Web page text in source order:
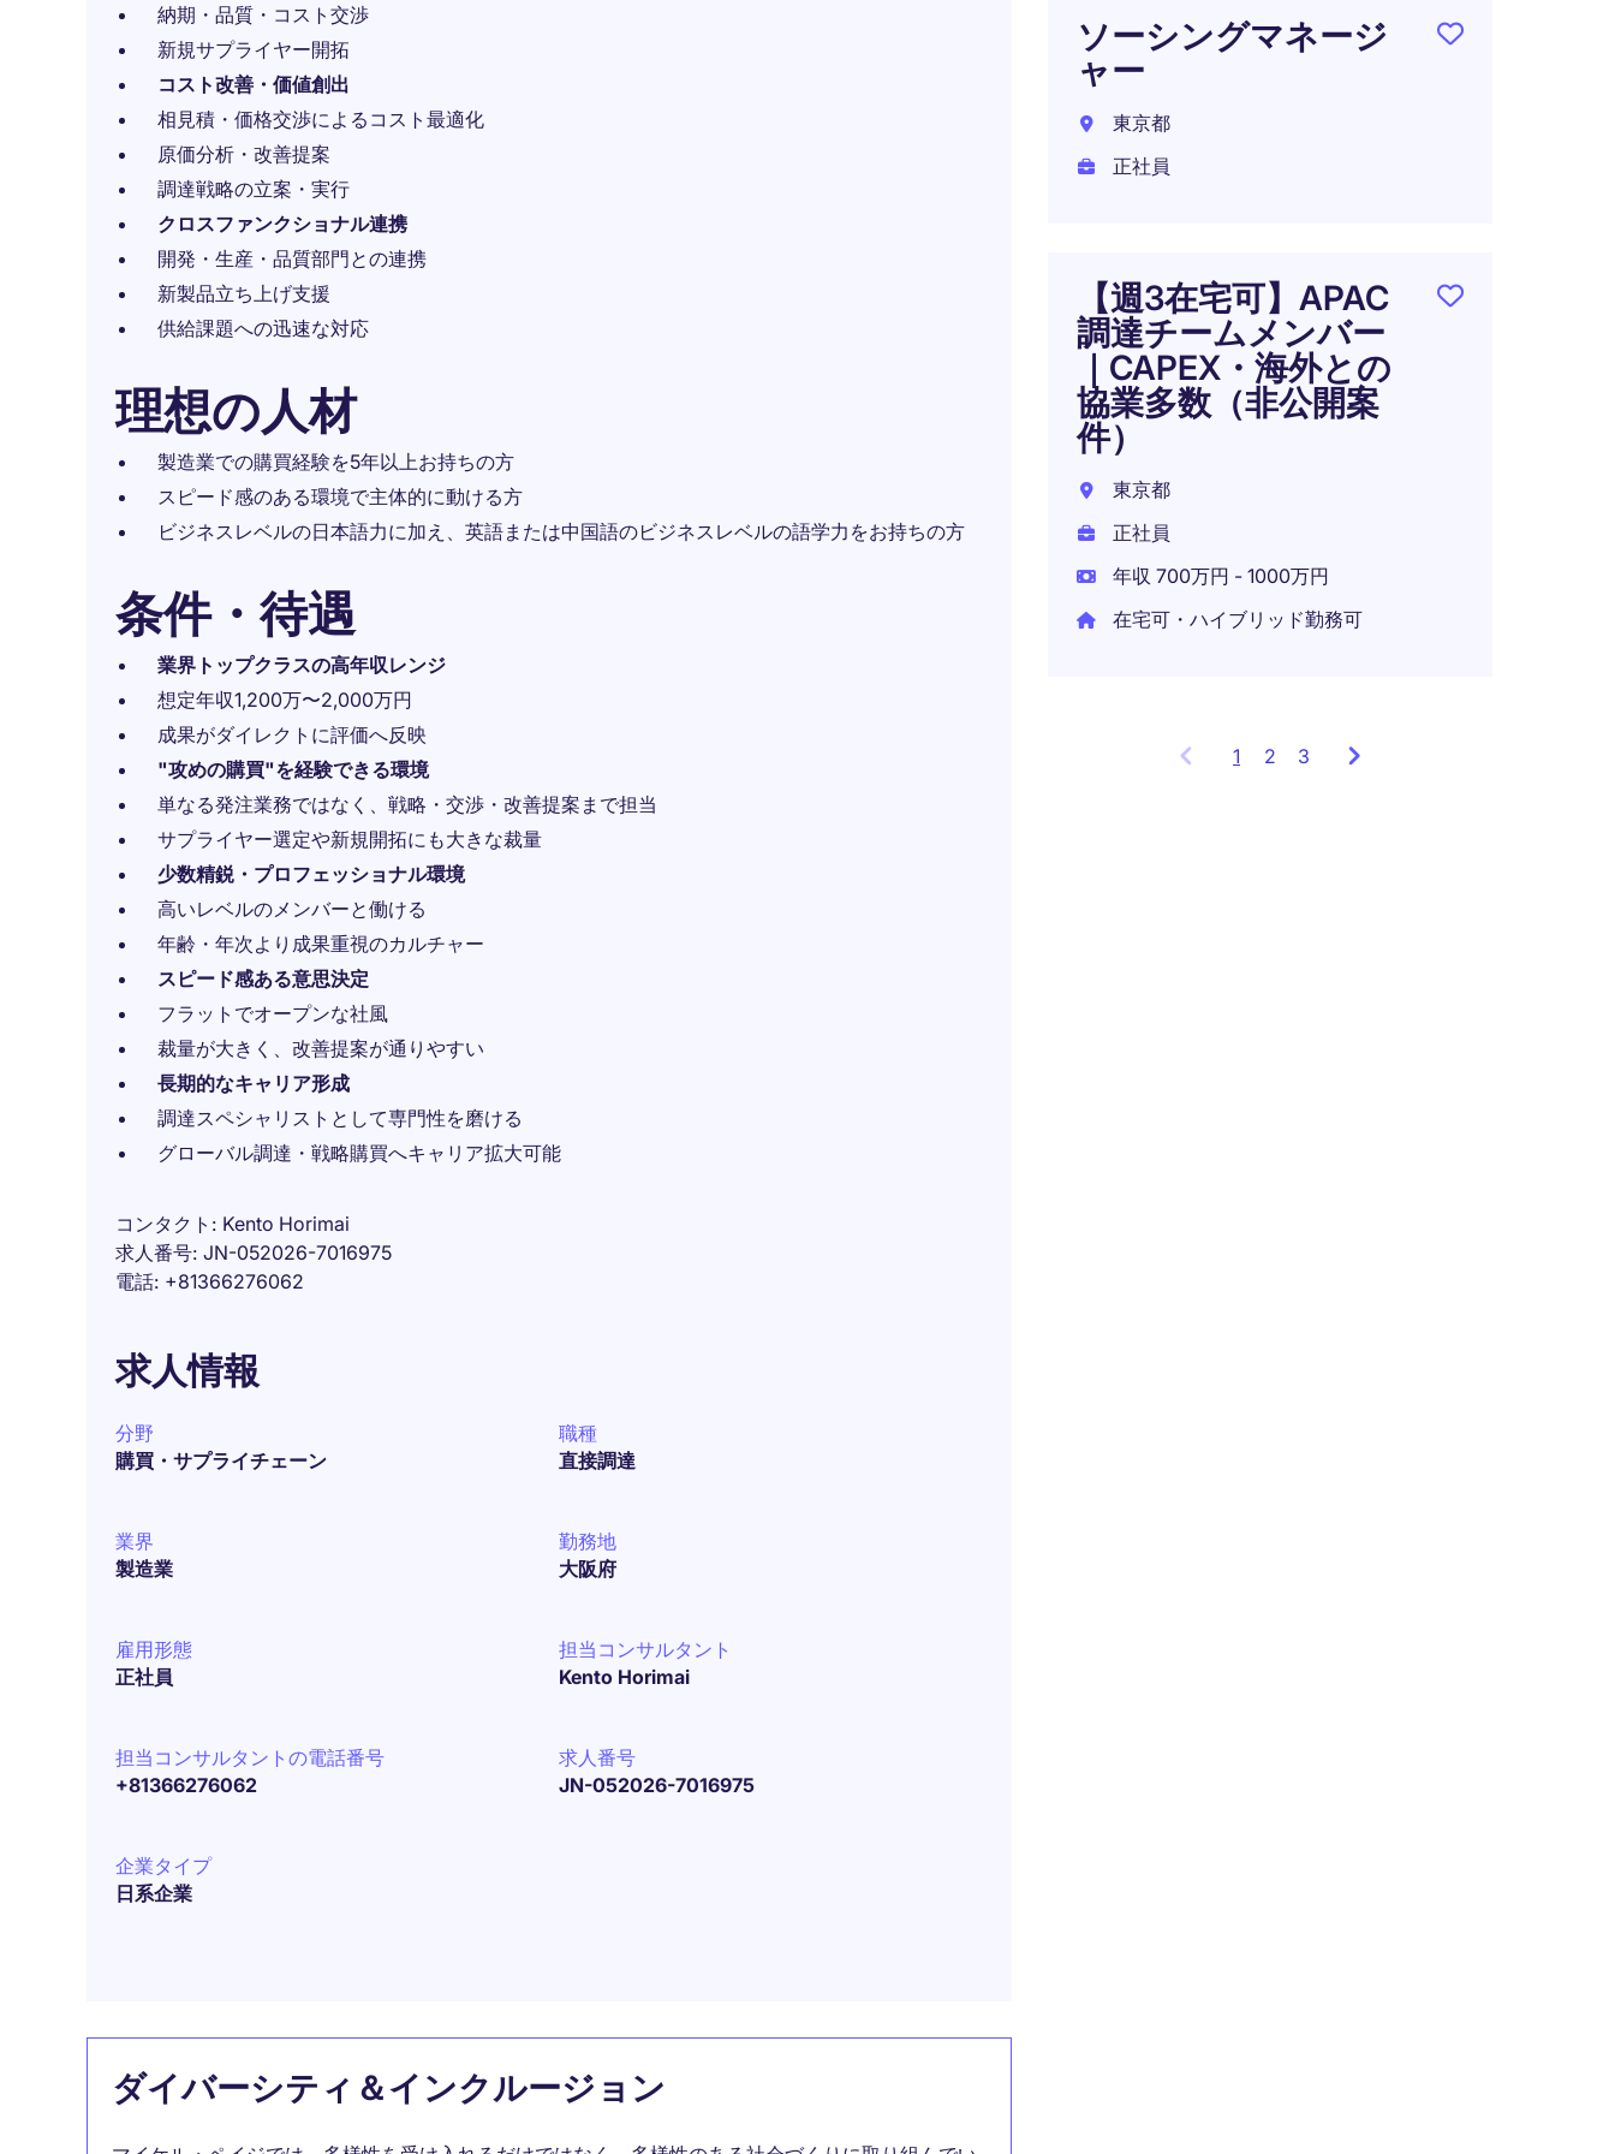
納期・品質・コスト交渉
新規サプライヤー開拓
コスト改善・価値創出
相見積・価格交渉によるコスト最適化
原価分析・改善提案
調達戦略の立案・実行
クロスファンクショナル連携
開発・生産・品質部門との連携
新製品立ち上げ支援
供給課題への迅速な対応
理想の人材
製造業での購買経験を5年以上お持ちの方
スピード感のある環境で主体的に動ける方
ビジネスレベルの日本語力に加え、英語または中国語のビジネスレベルの語学力をお持ちの方
条件・待遇
業界トップクラスの高年収レンジ
想定年収1,200万〜2,000万円
成果がダイレクトに評価へ反映
"攻めの購買"を経験できる環境
単なる発注業務ではなく、戦略・交渉・改善提案まで担当
サプライヤー選定や新規開拓にも大きな裁量
少数精鋭・プロフェッショナル環境
高いレベルのメンバーと働ける
年齢・年次より成果重視のカルチャー
スピード感ある意思決定
フラットでオープンな社風
裁量が大きく、改善提案が通りやすい
長期的なキャリア形成
調達スペシャリストとして専門性を磨ける
グローバル調達・戦略購買へキャリア拡大可能
コンタクト
Kento Horimai
求人番号 JN-052026-7016975
電話 +81366276062
求人情報
分野
購買・サプライチェーン
職種
直接調達
業界
製造業
勤務地
大阪府
雇用形態
正社員
担当コンサルタント
Kento Horimai
担当コンサルタントの電話番号
+81366276062
求人番号
JN-052026-7016975
企業タイプ
日系企業
ダイバーシティ＆インクルージョン
ソーシングマネージ
ャー
東京都
正社員
【週3在宅可】APAC
調達チームメンバー
｜CAPEX・海外との
協業多数（非公開案
件）
東京都
正社員
年収 700万円 - 1000万円
在宅可・ハイブリッド勤務可
1 Showing
2 3